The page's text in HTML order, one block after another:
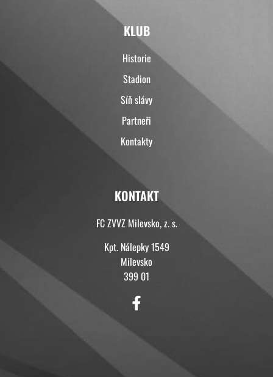
KLUB
Historie
Stadion
Síň slávy
Partneři
Kontakty
KONTAKT
FC ZVVZ Milevsko, z. s.
Kpt. Nálepky 1549
Milevsko
399 01